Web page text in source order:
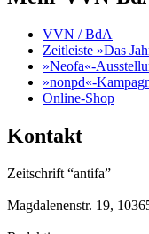
VVN / BdA
Zeitleiste »Das
»Neofa«-
»nonpd«-
Online-Shop
Kontakt
Zeitschrift “antifa”
Magdalenenstr. 19,